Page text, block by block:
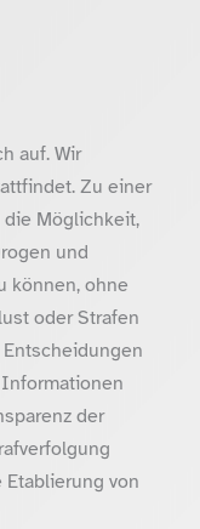
auf. Wir
Zu einer
Möglichkeit,
und
können, ohne
oder Strafen
der
von